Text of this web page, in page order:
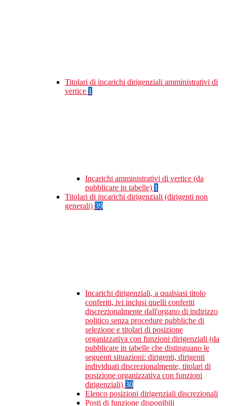
Titolari di incarichi dirigenziali amministrativi di
vertice 1
Incarichi amministrativi di vertice (da
pubblicare in tabelle) 1
Titolari di incarichi dirigenziali (dirigenti non
generali) 39
Incarichi dirigenziali, a qualsiasi titolo
conferiti, ivi inclusi quelli conferiti
discrezionalmente dall'organo di indirizzo
politico senza procedure pubbliche di
selezione e titolari di posizione
organizzativa con funzioni dirigenziali (da
pubblicare in tabelle che distinguano le
seguenti situazioni: dirigenti, dirigenti
individuati discrezionalmente, titolari di
posizione organizzativa con funzioni
dirigenziali) 30
Elenco posizioni dirigenziali discrezionali
Posti di funzione disponibili